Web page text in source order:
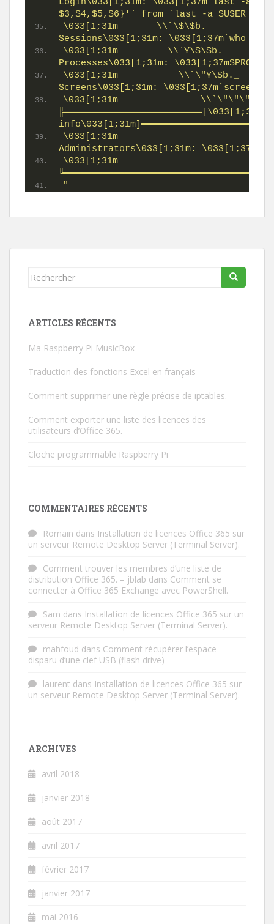
Login\033[1;31m: \033[1;37m`last -a
$3,$4,$5,$6}'` from `last -a $USER |
\033[1;31m       \\`\$\$b.
Sessions\033[1;31m: \033[1;37m`who |
\033[1;31m         \\`Y\$\$b.
Processes\033[1;31m:
\033[1;31m           \\`\"Y\$b._
Screens\033[1;31m:
\033[1;31m               \\`\"\"\"\"
\033[1;31m
Administrators\033[1;31m:
\033[1;31m
"
Rechercher...
ARTICLES RÉCENTS
Ma Raspberry Pi MusicBox
Traduction des fonctions Excel en français
Comment supprimer une règle précise de iptables.
Comment exporter une liste des licences des
utilisateurs d’Office 365.
Cloche programmable Raspberry Pi
COMMENTAIRES RÉCENTS
Romain dans Installation de licences Office 365 sur
un serveur Remote Desktop Server (Terminal Server).
Comment trouver les membres d’une liste de
distribution Office 365. – jblab dans Comment se
connecter à Office 365 Exchange avec PowerShell.
Sam dans Installation de licences Office 365 sur un
serveur Remote Desktop Server (Terminal Server).
mahfoud dans Comment récupérer l’espace
disparu d’une clef USB (flash drive)
laurent dans Installation de licences Office 365 sur
un serveur Remote Desktop Server (Terminal Server).
ARCHIVES
avril 2018
janvier 2018
août 2017
avril 2017
février 2017
janvier 2017
mai 2016